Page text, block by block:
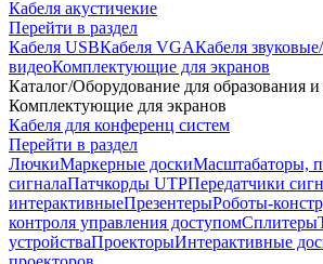
Кабеля акустичекие
Перейти в раздел
Кабеля USBКабеля VGAКабеля звуковые/
видеоКомплектующие для экранов
Каталог/Оборудование для образования и
Комплектующие для экранов
Кабеля для конференц систем
Перейти в раздел
ЛючкиМаркерные доскиМасштабаторы,
сигналаПатчкорды UTPПередатчики
интерактивныеПрезентерыРоботы-
контроля управления доступомСплитеры
устройстваПроекторыИнтерактивные